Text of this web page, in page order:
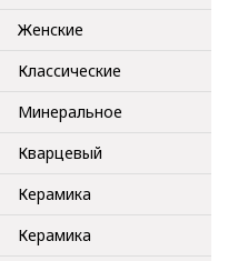
Женские
Классические
Минеральное
Кварцевый
Керамика
Керамика